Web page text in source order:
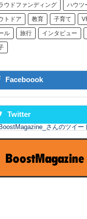
ウドファンディング ハウツ
トドア 教育 子育て
ル 旅行 インタビュー
Faceboook
Twitter
さんのツイー